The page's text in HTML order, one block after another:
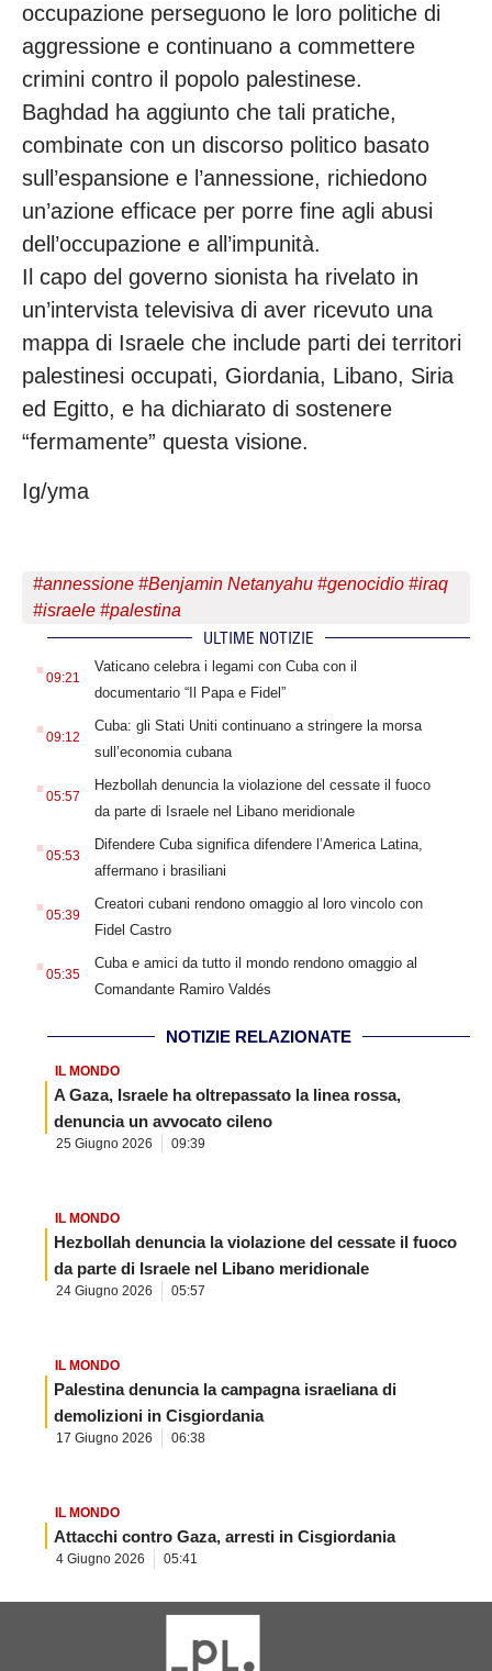
occupazione perseguono le loro politiche di
aggressione e continuano a commettere
crimini contro il popolo palestinese.
Baghdad ha aggiunto che tali pratiche,
combinate con un discorso politico basato
sull’espansione e l’annessione, richiedono
un’azione efficace per porre fine agli abusi
dell’occupazione e all’impunità.
Il capo del governo sionista ha rivelato in
un’intervista televisiva di aver ricevuto una
mappa di Israele che include parti dei territori
palestinesi occupati, Giordania, Libano, Siria
ed Egitto, e ha dichiarato di sostenere
“fermamente” questa visione.
Ig/yma
#annessione #Benjamin Netanyahu #genocidio #iraq
#israele #palestina
ULTIME NOTIZIE
. 09:21
Vaticano celebra i legami con Cuba con il
documentario “Il Papa e Fidel”
. 09:12
Cuba: gli Stati Uniti continuano a stringere la morsa
sull’economia cubana
. 05:57
Hezbollah denuncia la violazione del cessate il fuoco
da parte di Israele nel Libano meridionale
. 05:53
Difendere Cuba significa difendere l’America Latina,
affermano i brasiliani
. 05:39
Creatori cubani rendono omaggio al loro vincolo con
Fidel Castro
. 05:35
Cuba e amici da tutto il mondo rendono omaggio al
Comandante Ramiro Valdés
NOTIZIE RELAZIONATE
IL MONDO
A Gaza, Israele ha oltrepassato la linea rossa,
denuncia un avvocato cileno
25 Giugno 2026 09:39
IL MONDO
Hezbollah denuncia la violazione del cessate il fuoco
da parte di Israele nel Libano meridionale
24 Giugno 2026 05:57
IL MONDO
Palestina denuncia la campagna israeliana di
demolizioni in Cisgiordania
17 Giugno 2026 06:38
IL MONDO
Attacchi contro Gaza, arresti in Cisgiordania
4 Giugno 2026 05:41